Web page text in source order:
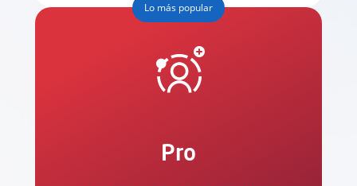
Lo más popular
Pro